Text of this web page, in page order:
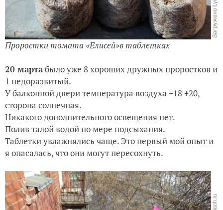
Проростки томата «Елисей»в таблетках
20 мартабыло уже 8 хороших дружных проростков и
1 недоразвитый.
У балконной двери температура воздуха +18 +20,
сторона солнечная.
Никакого дополнительного освещения нет.
Полив талой водой по мере подсыхания.
Таблетки увлажнялись чаще. Это первый мой опыт и
я опасалась, что они могут пересохнуть.